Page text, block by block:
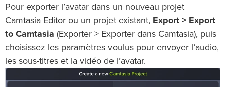
Pour exporter l’avatar dans un nouveau projet
Camtasia Editor ou un projet existant, Export > Export
to Camtasia (Exporter > Exporter dans Camtasia), puis
choisissez les paramètres voulus pour envoyer l’audio,
les sous-titres et la vidéo de l’avatar.